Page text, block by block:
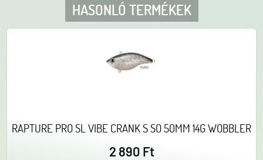
HASONLÓ TERMÉKEK
RAPTURE PRO SL VIBE CRANK S SO 50MM 14G WOBBLER
2 890 Ft